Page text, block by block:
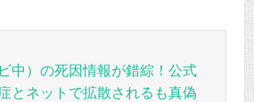
中）の死因情報が錯綜！公式
とネットで拡散されるも真偽